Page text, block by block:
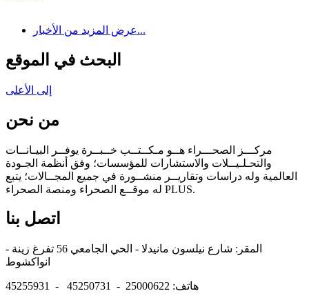
عرض المزيد من الأخبار...
البحث في الموقع
إلى الأعلى
من نحن
مركـــز الصحـــراء هــو مـكــتــب خــبــرة يوفــر البيـانــات
والتحـلـيــلات والاستشارات للمؤسسات؛ وفق أنظمة الجـودة
العالمية وله دراسات وتقاريــر منشــورة في جميع المجــالات؛ يتبع
له موقــع الصحراء ومنصة الصحراء PLUS.
اتصل بنا
المقر: شارع نيلسون مانيدلا - الحي الجامعي 56 تفرغ زينة -
هاتف: 25000622 - 45250731 - 45255931